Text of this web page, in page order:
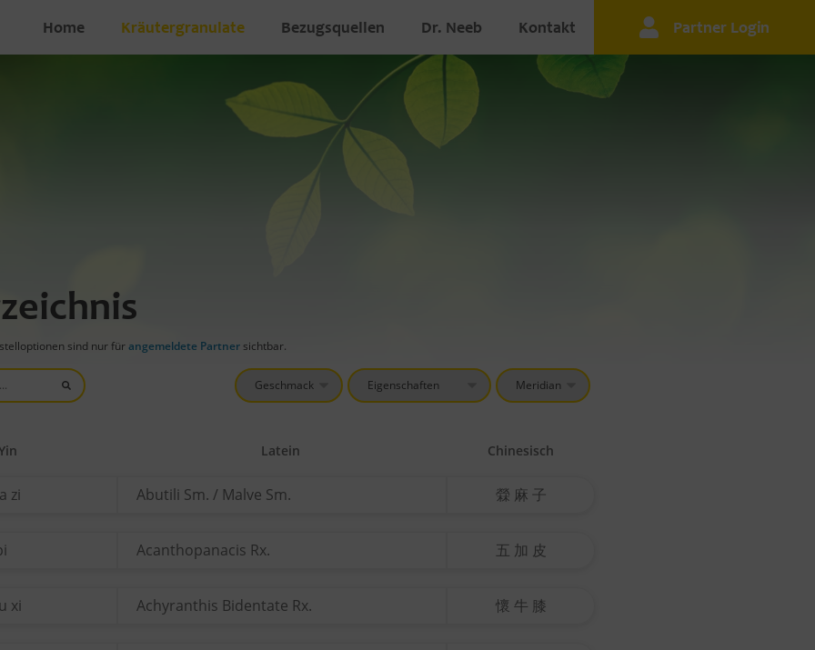
Home Kräutergranulate Bezugsquellen Dr. Neeb Kontakt Partner Login
sind nur fürangemeldete Partner sichtbar.
Latein Chinesisch
zi Abutili Sm. / Malve Sm. 檾 麻 子
Acanthopanacis Rx. 五 加 皮
xi Achyranthis Bidentate Rx. 懷 牛 膝